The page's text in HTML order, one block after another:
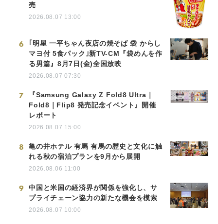
売
2026.08.07 13:00
6
｢明星 一平ちゃん夜店の焼そば 袋 からし
マヨ付 5食パック｣新TV-CM『袋めんを作
る男篇』8月7日(金)全国放映
2026.08.07 07:30
7
『Samsung Galaxy Z Fold8 Ultra｜
Fold8｜Flip8 発売記念イベント』開催
レポート
2026.08.07 15:00
8
亀の井ホテル 有馬 有馬の歴史と文化に触
れる秋の宿泊プランを9月から展開
2026.08.06 11:00
9
中国と米国の経済界が関係を強化し、サ
プライチェーン協力の新たな機会を模索
2026.08.07 10:00